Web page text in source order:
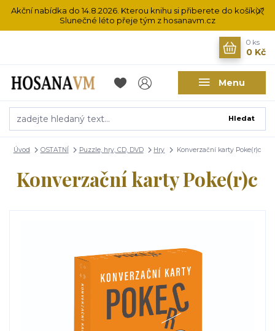
Akční nabídka do 14.8.2026. Kterou knihu si přiberete do košíku?
Slunečné léto přeje tým z hosanavm.cz
Menu
Hledat
0 ks
0 Kč
Úvod OSTATNÍ Puzzle, hry, CD, DVD Hry Konverzační karty Poke(r)c
Konverzační karty Poke(r)c